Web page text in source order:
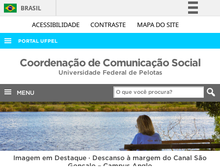
ACESSIBILIDADE CONTRASTE MAPA DO SITE
BRASIL
Simplifique!
Acesso à informação
Legislação
Canais
PORTAL UFPEL
ACESSO À INFORMAÇÃO
COBALTO
CONCURSOS
EDITAIS
INTERNACIONAL
OUVIDORIA
Coordenação de Comunicação Social
Universidade Federal de Pelotas
MENU
Imagem em Destaque · Descanso à margem do Canal São
Gonçalo – Campus Anglo